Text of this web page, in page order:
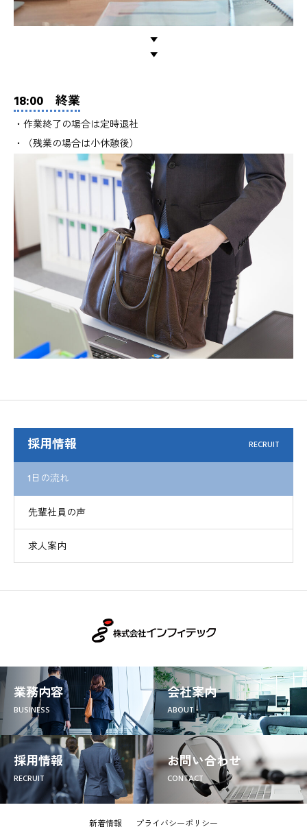
▼
▼
18:00 終業
・作業終了の場合は定時退社
・（残業の場合は小休憩後）
採用情報 RECRUIT
1日の流れ
先輩社員の声
求人案内
業務内容
BUSINESS
会社案内
ABOUT
採用情報
RECRUIT
お問い合わせ
CONTACT
新着情報 プライバシーポリシー